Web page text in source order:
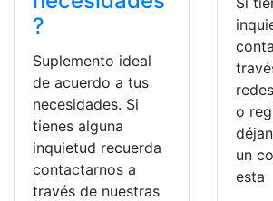
?
Suplemento ideal
de acuerdo a tus
necesidades. Si
tienes alguna
inquietud recuerda
contactarnos a
través de nuestras
o
un
esta